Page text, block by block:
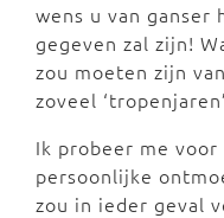
wens u van
gegeven zal zijn!
zou moeten zijn
zoveel
Ik probeer me
persoonlijke
zou in ieder geval